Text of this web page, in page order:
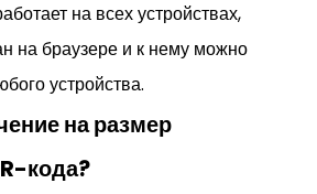
на всех устройствах,
на браузере и к нему можно
устройства.
на размер
кода?